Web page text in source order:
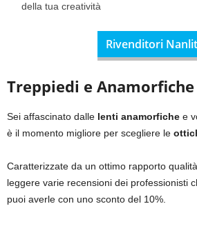
della tua creatività
Rivenditori
Treppiedi e
Sei affascinato dalle lenti anamorfiche e
è il momento migliore per scegliere le
Caratterizzate da un ottimo rapporto
leggere varie recensioni dei professionisti
puoi averle con uno sconto del 10%.